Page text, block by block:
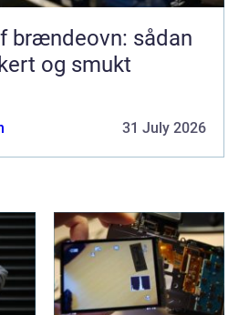
brændeovn: sådan
og smukt
31 July 2026